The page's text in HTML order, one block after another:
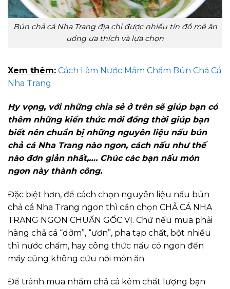
Bún chả cá Nha Trang địa chỉ được nhiều tín đồ mê ăn
uống ưa thích và lựa chọn
Xem thêm: Cách Làm Nước Mắm Chấm Bún Chả Cá
Nha Trang
Hy vọng, với những chia sẻ ở trên sẽ giúp bạn có
thêm những kiến thức mới đồng thời giúp bạn
biết nên chuẩn bị những nguyên liệu nấu bún
chả cá Nha Trang nào ngon, cách nấu như thế
nào đơn giản nhất,…. Chúc các bạn nấu món
ngon này thành công.
Đặc biệt hơn, để cách chọn nguyên liệu nấu bún
chả cá Nha Trang ngon thì cần chọn CHẢ CÁ NHA
TRANG NGON CHUẨN GỐC VỊ. Chứ nếu mua phải
hàng chả cá “dởm”, “ươn”, pha tạp chất, bột nhiều
thì nước chấm, hay công thức nấu có ngon đến
mấy cũng không cứu nổi món ăn.
Để tránh mua nhầm chả cá kém chất lượng bạn